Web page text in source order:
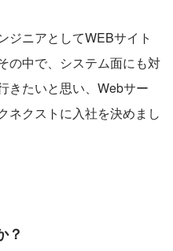
ジニアとしてWEBサイト
の中で、システム面にも対
きたいと思い、Webサー
ネクストに入社を決めまし
？